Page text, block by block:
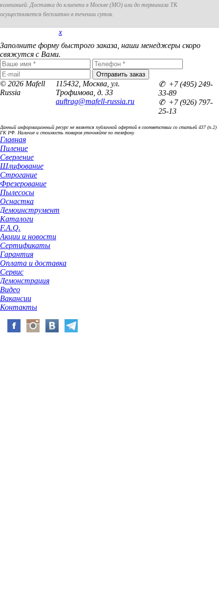
компанией. Доставка до клиента в Москве (МО) или до терминала ТК
осуществляется бесплатно в течении суток.
Покупка в 1 кликx
Заполните форму быстрого заказа, наши менеджеры скоро
свяжутся с Вами.
© 2026 Mafell
Russia
115432, Москва, ул.
Трофимова, д. 33
auftrag@mafell-russia.ru
✆ +7 (495) 249-
33-89
✆ +7 (926) 797-
25-13
Данный информационный ресурс не является публичной офертой в соответствии со статьей 437 (п.2)
ГК РФ. Наличие и стоимость товаров уточняйте по телефону.
Главная
Пиление
Сверление
Шлифование
Строгание
Фрезерование
Пылесосы
Оснастка
Демоинструмент
Каталоги
F.A.Q.
Акции и новости
Сертификаты
Гарантия
Оплата и доставка
Сервис
Демонстрация
Видео
Вакансии
Контакты